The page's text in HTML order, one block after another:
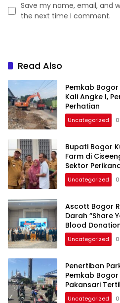
Save my name, email, and
the next time I comment.
Read Also
Pemkab
Kali Angke I,
Perhatian
Uncategorized
Bupati Bogor
Farm di
Sektor
Uncategorized
Ascott Bogor
Darah “Share Your Strength
Blood
Uncategorized
Penertiban
Pemkab
Pakansari
Uncategorized